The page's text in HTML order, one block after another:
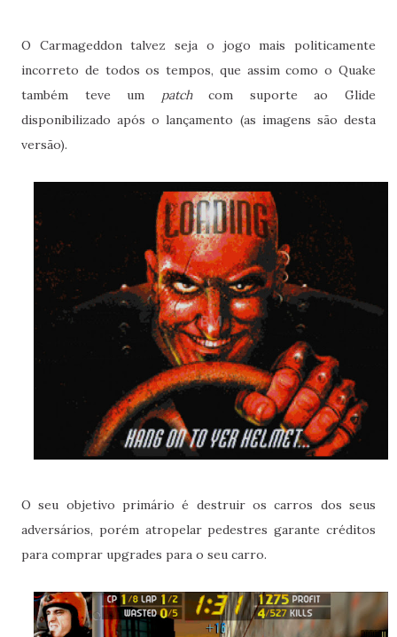
O Carmageddon talvez seja o jogo mais politicamente
incorreto de todos os tempos, que assim como o Quake
também teve um patchcom suporte ao Glide
disponibilizado após o lançamento (as imagens são desta
versão).
O seu objetivo primário é destruir os carros dos seus
adversários, porém atropelar pedestres garante créditos
para comprar upgrades para o seu carro.